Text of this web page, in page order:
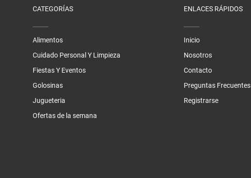
CATEGORÍAS
Alimentos
Cuidado Personal Y Limpieza
Fiestas Y Eventos
Golosinas
Jugueteria
Ofertas de la semana
ENLACES RÁPIDOS
Inicio
Nosotros
Contacto
Preguntas Frecuentes
Registrarse